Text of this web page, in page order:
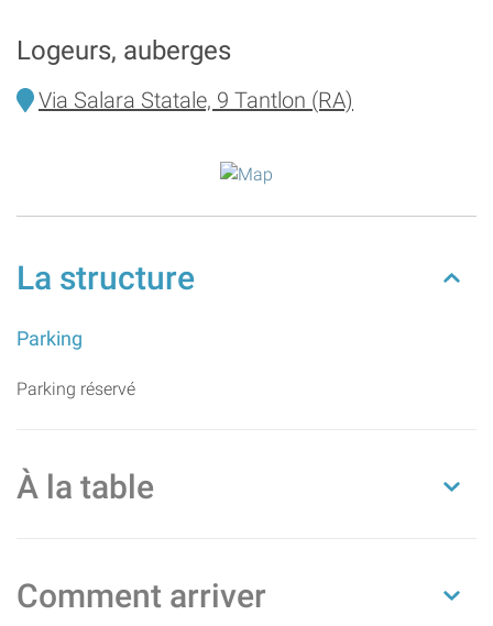
Logeurs, auberges
Via Salara Statale, 9 Tantlon (RA)
La structure
Parking
Parking réservé
À la table
Comment arriver